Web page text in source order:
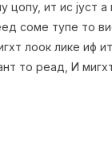
цопy, ит ис јуст
соме тyпе то
лоок лике иф
то реад, И